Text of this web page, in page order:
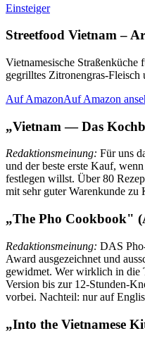
Einsteiger
Streetfood Vietnam –
Vietnamesische Straßenküche
gegrilltes Zitronengras-Fleisch
Auf AmazonAuf Amazon
„Vietnam — Das
Redaktionsmeinung: Für uns
und der beste erste Kauf,
festlegen willst. Über 80
mit sehr guter Warenkunde zu
„The Pho Cookbook"
Redaktionsmeinung: DAS
Award ausgezeichnet und
gewidmet. Wer wirklich in
Version bis zur 12-Stunden-
vorbei. Nachteil: nur auf
„Into the Vietnamese